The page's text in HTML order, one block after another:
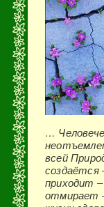
…
всей
создаётся
приходит
отмирает